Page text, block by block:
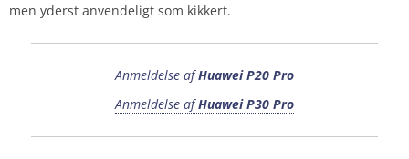
men yderst anvendeligt som kikkert.
Anmeldelse afHuawei P20 Pro
Anmeldelse afHuawei P30 Pro